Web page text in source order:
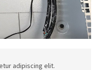
adipiscing elit.